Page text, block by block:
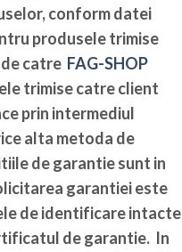
conform datei
produsele trimise
catre FAG-SHOP
trimise catre client
prin intermediul
alta metoda de
de garantie sunt in
garantiei este
de identificare intacte
de garantie. In